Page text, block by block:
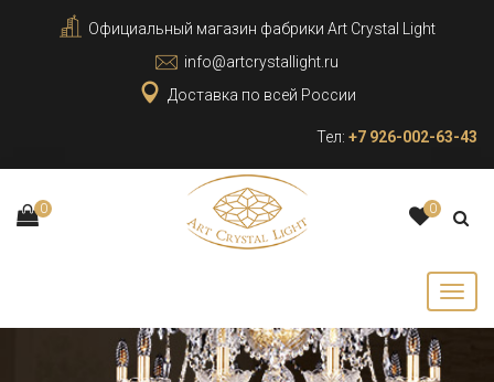
Официальный магазин фабрики Art Crystal Light
info@artcrystallight.ru
Доставка по всей России
Тел: +7 926-002-63-43
0 0